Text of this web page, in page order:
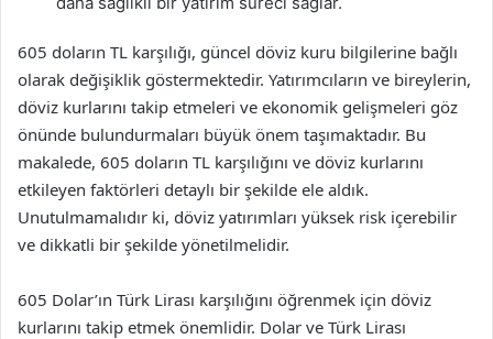
605 doların TL karşılığı, güncel döviz kuru bilgilerine bağlı
olarak değişiklik göstermektedir. Yatırımcıların ve bireylerin,
döviz kurlarını takip etmeleri ve ekonomik gelişmeleri göz
önünde bulundurmaları büyük önem taşımaktadır. Bu
makalede, 605 doların TL karşılığını ve döviz kurlarını
etkileyen faktörleri detaylı bir şekilde ele aldık.
Unutulmamalıdır ki, döviz yatırımları yüksek risk içerebilir
ve dikkatli bir şekilde yönetilmelidir.
605 Dolar’ın Türk Lirası karşılığını öğrenmek için döviz
kurlarını takip etmek önemlidir. Dolar ve Türk Lirası